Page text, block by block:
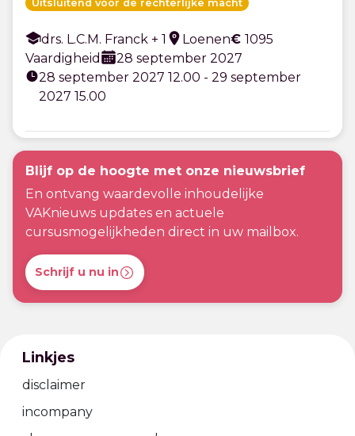
Uitsluitend voor de rechterlijke macht
drs. L.C.M. Franck + 1 Loenen€ 1095
Vaardigheid
28 september 2027
28 september 2027 12.00 - 29 september
2027 15.00
Blijf op de hoogte met onze nieuwsbrief
En ontvang waardevolle inhoudelijke
VAKnieuws updates en actuele
cursusmogelijkheden direct in uw mailbox.
Schrijf u nu in
Linkjes
disclaimer
incompany